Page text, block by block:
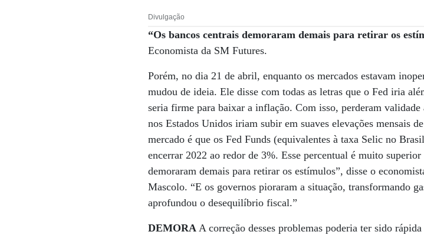
Divulgação
“Os bancos centrais demoraram demais para retirar os
Economista da SM Futures.
Porém, no dia 21 de abril, enquanto os mercados estavam
mudou de ideia. Ele disse com todas as letras que o Fed iria
seria firme para baixar a inflação. Com isso, perderam validade
nos Estados Unidos iriam subir em suaves elevações mensais
mercado é que os Fed Funds (equivalentes à taxa Selic no
encerrar 2022 ao redor de 3%. Esse percentual é muito
demoraram demais para retirar os estímulos”, disse o
Mascolo. “E os governos pioraram a situação, transformando
aprofundou o desequilíbrio fiscal.”
DEMORA A correção desses problemas poderia ter sido